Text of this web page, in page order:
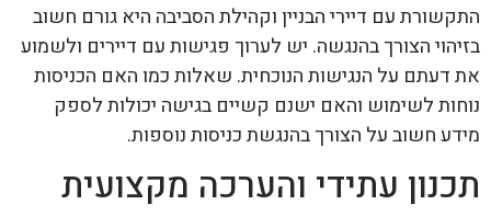
התקשורת עם דיירי הבניין וקהילת הסביבה היא גורם חשוב
בזיהוי הצורך בהנגשה. יש לערוך פגישות עם דיירים ולשמוע
את דעתם על הנגישות הנוכחית. שאלות כמו האם הכניסות
נוחות לשימוש והאם ישנם קשיים בגישה יכולות לספק
מידע חשוב על הצורך בהנגשת כניסות נוספות.
תכנון עתידי והערכה מקצועית